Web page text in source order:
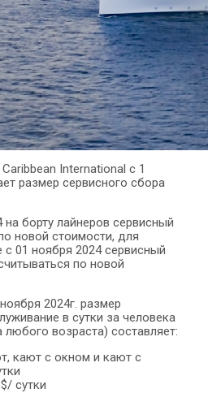
International с 1
размер сервисного сбора
борту лайнеров сервисный
новой стоимости, для
01 ноября 2024 сервисный
по новой
2024г. размер
в сутки за человека
возраста) составляет:
кают с окном и кают с
сутки